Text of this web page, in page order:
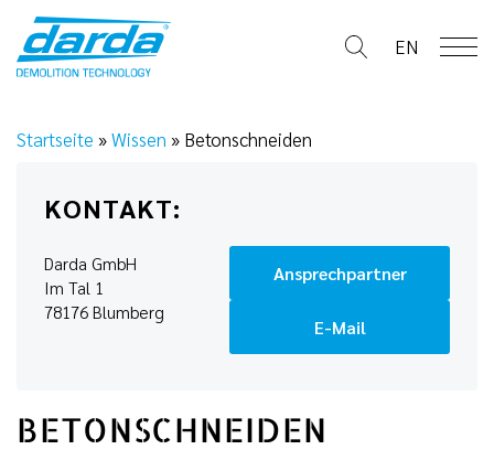
content
EN
Startseite »Wissen » Betonschneiden
KONTAKT:
Darda GmbH
Im Tal 1
78176 Blumberg
Ansprechpartner
E-Mail
BETONSCHNEIDEN